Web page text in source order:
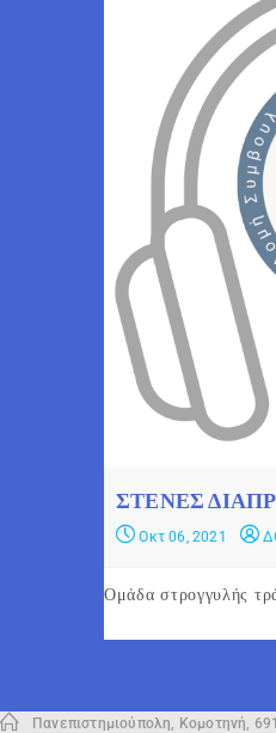
ΣΤΕΝΈΣ
Οκτ 06, 2021
Ομάδα στρογγυλής
Πανεπιστημιούπολη, Κομοτηνή,